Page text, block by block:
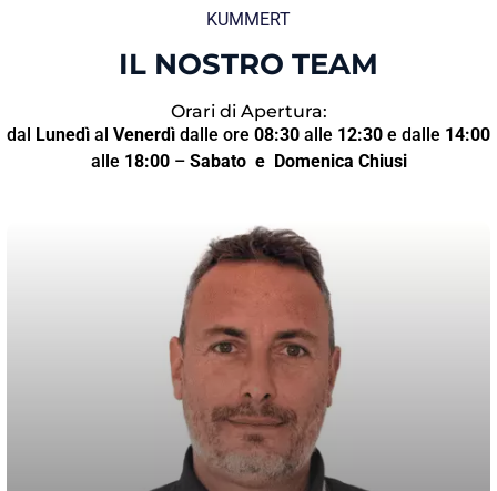
KUMMERT
IL NOSTRO TEAM
Orari di Apertura:
dal Lunedì al Venerdì dalle ore 08:30 alle 12:30 e dalle 14:00
alle 18:00– Sabato e Domenica Chiusi